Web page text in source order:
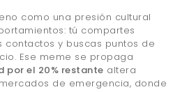
como una presión cultural
tú compartes
contactos y buscas puntos de
Ese meme se propaga
por el 20% restante altera
de emergencia, donde